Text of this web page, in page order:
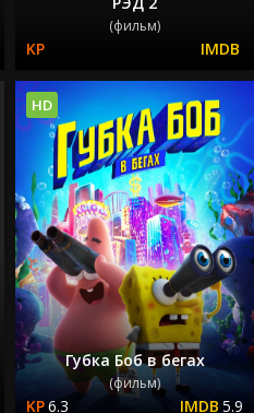
(фильм)
Губка Боб в бегах
(фильм)
6.3 5.9
HD